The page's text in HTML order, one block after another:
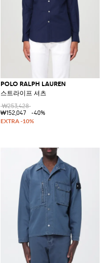
POLO RALPH LAUREN
스트라이프 셔츠
₩253,428
₩152,047
-40%